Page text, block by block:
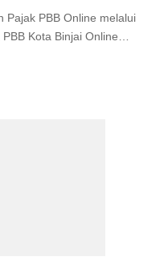
Pajak PBB Online melalui
Kota Binjai Online…